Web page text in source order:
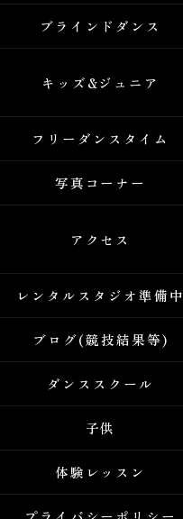
ブラインドダンス
キッズ&ジュニア
フリーダンスタイム
写真コーナー
アクセス
レンタルスタジオ準備中
ブログ(競技結果等)
ダンススクール
子供
体験レッスン